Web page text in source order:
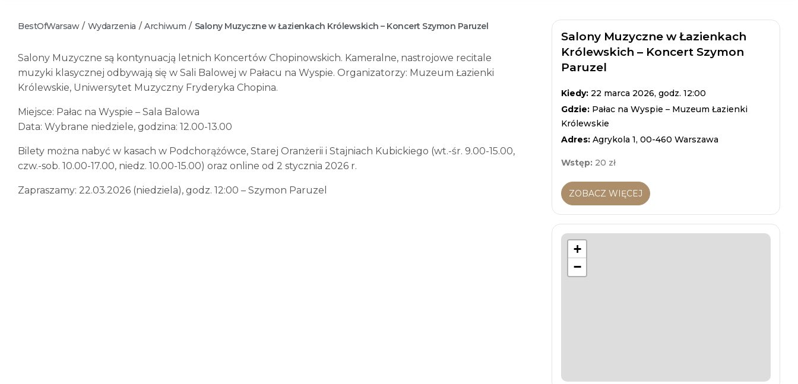
BestOfWarsaw / Wydarzenia / Archiwum / Salony Muzyczne w Łazienkach Królewskich – Koncert Szymon Paruzel
Salony Muzyczne są kontynuacją letnich Koncertów Chopinowskich. Kameralne, nastrojowe recitale
muzyki klasycznej odbywają się w Sali Balowej w Pałacu na Wyspie. Organizatorzy: Muzeum Łazienki
Królewskie, Uniwersytet Muzyczny Fryderyka Chopina.
Miejsce: Pałac na Wyspie – Sala Balowa
Data: Wybrane niedziele, godzina: 12.00-13.00
Bilety można nabyć w kasach w Podchorążówce, Starej Oranżerii i Stajniach Kubickiego (wt.-śr. 9.00-15.00,
czw.-sob. 10.00-17.00, niedz. 10.00-15.00) oraz online od 2 stycznia 2026 r.
Zapraszamy: 22.03.2026 (niedziela), godz. 12:00 – Szymon Paruzel
Salony Muzyczne w Łazienkach
Królewskich – Koncert Szymon
Paruzel
Kiedy: 22 marca 2026, godz. 12:00
Gdzie: Pałac na Wyspie – Muzeum Łazienki
Królewskie
Adres: Agrykola 1, 00-460 Warszawa
Wstęp: 20 zł
ZOBACZ WIĘCEJ
+
−